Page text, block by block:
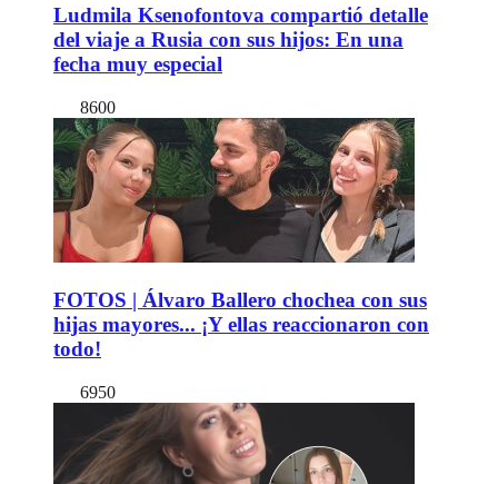
Ludmila Ksenofontova compartió detalle
del viaje a Rusia con sus hijos: En una
fecha muy especial
8600
FOTOS | Álvaro Ballero chochea con sus
hijas mayores... ¡Y ellas reaccionaron con
todo!
6950